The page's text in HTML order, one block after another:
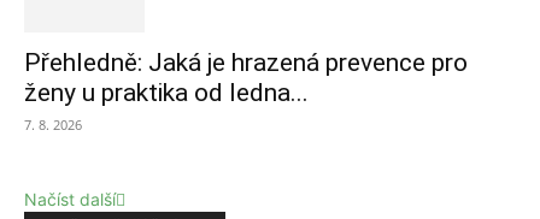
Přehledně: Jaká je hrazená prevence pro
ženy u praktika od ledna...
7. 8. 2026
Načíst další